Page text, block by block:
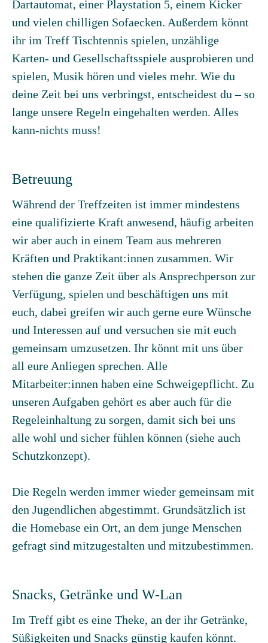
Dartautomat, einer Playstation 5, einem Kicker
und vielen chilligen Sofaecken. Außerdem könnt
ihr im Treff Tischtennis spielen, unzählige
Karten- und Gesellschaftsspiele ausprobieren und
spielen, Musik hören und vieles mehr. Wie du
deine Zeit bei uns verbringst, entscheidest du – so
lange unsere Regeln eingehalten werden. Alles
kann-nichts muss!
Betreuung
Während der Treffzeiten ist immer mindestens
eine qualifizierte Kraft anwesend, häufig arbeiten
wir aber auch in einem Team aus mehreren
Kräften und Praktikant:innen zusammen. Wir
stehen die ganze Zeit über als Ansprechperson zur
Verfügung, spielen und beschäftigen uns mit
euch, dabei greifen wir auch gerne eure Wünsche
und Interessen auf und versuchen sie mit euch
gemeinsam umzusetzen. Ihr könnt mit uns über
all eure Anliegen sprechen. Alle
Mitarbeiter:innen haben eine Schweigepflicht. Zu
unseren Aufgaben gehört es aber auch für die
Regeleinhaltung zu sorgen, damit sich bei uns
alle wohl und sicher fühlen können (siehe auch
Schutzkonzept).
Die Regeln werden immer wieder gemeinsam mit
den Jugendlichen abgestimmt. Grundsätzlich ist
die Homebase ein Ort, an dem junge Menschen
gefragt sind mitzugestalten und mitzubestimmen.
Snacks, Getränke und W-Lan
Im Treff gibt es eine Theke, an der ihr Getränke,
Süßigkeiten und Snacks günstig kaufen könnt.